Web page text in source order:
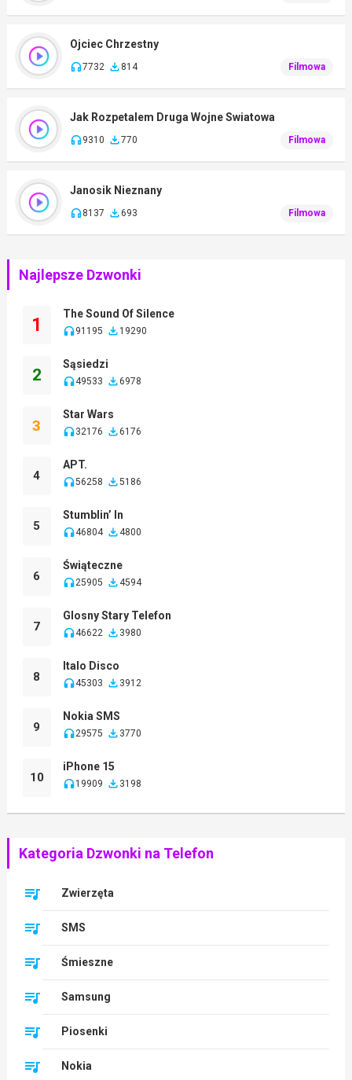
Ojciec Chrzestny
7732 814 Filmowa
Jak Rozpetalem Druga Wojne Swiatowa
9310 770 Filmowa
Janosik Nieznany
8137 693 Filmowa
Najlepsze Dzwonki
1
The Sound Of Silence
91195 19290
2
Sąsiedzi
49533 6978
3
Star Wars
32176 6176
4
APT.
56258 5186
5
Stumblin’ In
46804 4800
6
Świąteczne
25905 4594
7
Glosny Stary Telefon
46622 3980
8
Italo Disco
45303 3912
9
Nokia SMS
29575 3770
10
iPhone 15
19909 3198
Kategoria Dzwonki na Telefon
Zwierzęta
SMS
Śmieszne
Samsung
Piosenki
Nokia